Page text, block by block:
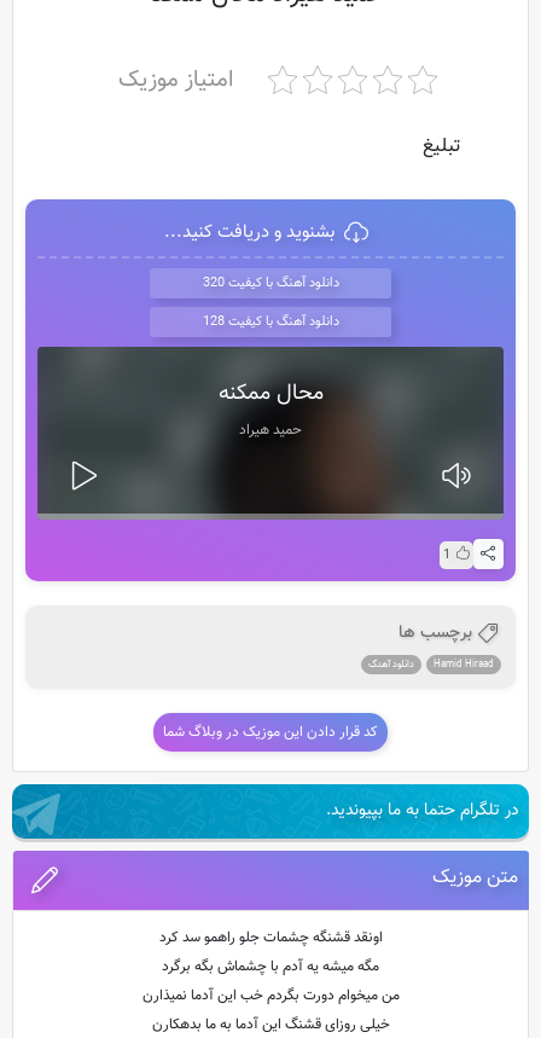
امتیاز موزیک
تبلیغ
بشنوید و دریافت کنید...
دانلود آهنگ با کیفیت 320
دانلود آهنگ با کیفیت 128
محال ممکنه
حمید هیراد
1
برچسب ها
Hamid Hiraad دانلود آهنگ
کد قرار دادن این موزیک در وبلاگ شما
در تلگرام حتما به ما بپیوندید.
متن موزیک
اونقد قشنگه چشمات جلو راهمو سد کرد
مگه میشه یه آدم با چشماش بگه برگرد
من میخوام دورت بگردم خب این آدما نمیذارن
خیلی روزای قشنگ این آدما به ما بدهکارن